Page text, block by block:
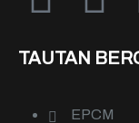
TAUTAN
EPCM